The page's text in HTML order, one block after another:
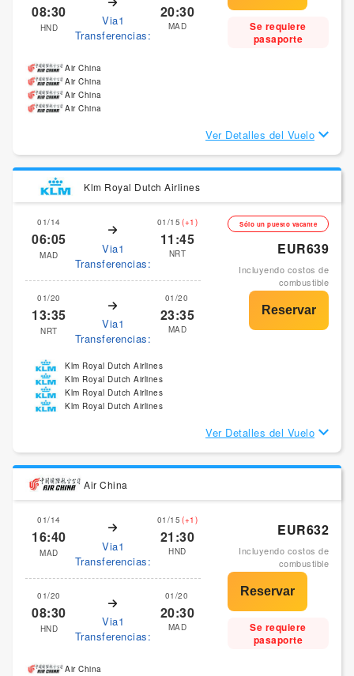
08:30
HND
Via1
Transferencias:
20:30
MAD
Se requiere
pasaporte
Air China
Air China
Air China
Air China
Ver Detalles del Vuelo
Klm Royal Dutch Airlines
01/14
06:05
MAD
Via1
Transferencias:
01/15 (+1)
11:45
NRT
01/20
13:35
NRT
Via1
Transferencias:
01/20
23:35
MAD
Sólo un puesto vacante
EUR639
Incluyendo costos de
combustible
Klm Royal Dutch Airlines
Klm Royal Dutch Airlines
Klm Royal Dutch Airlines
Klm Royal Dutch Airlines
Ver Detalles del Vuelo
Air China
01/14
16:40
MAD
Via1
Transferencias:
01/15 (+1)
21:30
HND
01/20
08:30
HND
Via1
Transferencias:
01/20
20:30
MAD
EUR632
Incluyendo costos de
combustible
Se requiere
pasaporte
Air China